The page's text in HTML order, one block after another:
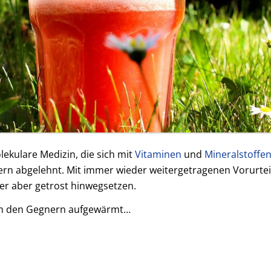
Medizin, die sich mitVitaminen und Mineralstoffen
abgelehnt. Mit immer wieder weitergetragenen
aber getrost hinwegsetzen.
den Gegnern aufgewärmt…